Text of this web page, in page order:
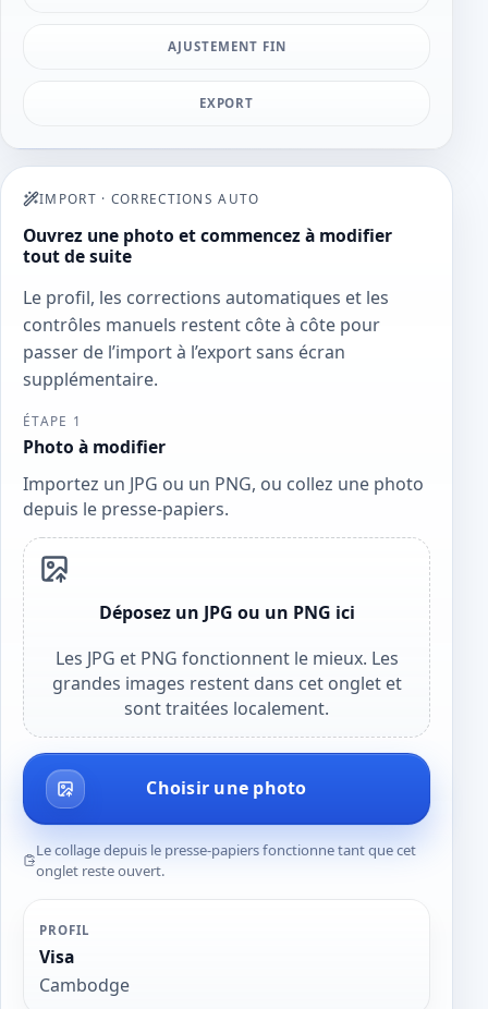
AJUSTEMENT FIN
EXPORT
IMPORT · CORRECTIONS AUTO
Ouvrez une photo et commencez à modifier
tout de suite
Le profil, les corrections automatiques et les
contrôles manuels restent côte à côte pour
passer de l’import à l’export sans écran
supplémentaire.
ÉTAPE 1
Photo à modifier
Importez un JPG ou un PNG, ou collez une photo
depuis le presse-papiers.
Déposez un JPG ou un PNG ici
Les JPG et PNG fonctionnent le mieux. Les
grandes images restent dans cet onglet et
sont traitées localement.
Choisir une photo
Le collage depuis le presse-papiers fonctionne tant que cet
onglet reste ouvert.
PROFIL
Visa
Cambodge